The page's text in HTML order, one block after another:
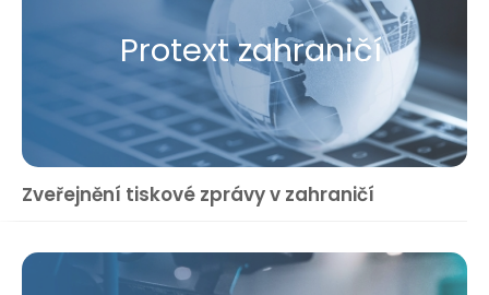
Protext zahraničí
Zveřejnění tiskové zprávy v zahraničí